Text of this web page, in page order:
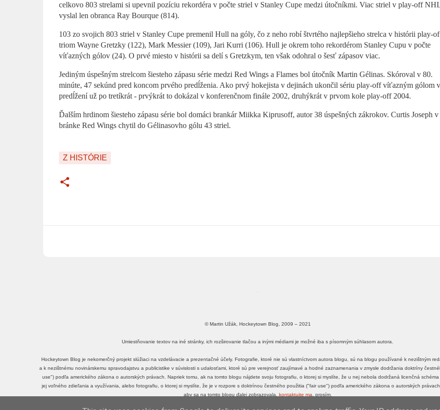
celkovo 803 strelami si upevnil pozíciu rekordéra v počte striel v Stanley Cupe medzi útočníkmi. Viac striel v play-off
vyslal len obranca Ray Bourque (814).
103 zo svojich 803 striel v Stanley Cupe premenil Hull na góly, čo z neho robí štvrtého najlepšieho strelca v histórii play-
triom Wayne Gretzky (122), Mark Messier (109), Jari Kurri (106). Hull je okrem toho rekordérom Stanley Cupu v počte
víťazných gólov (24). O prvé miesto v histórii sa delí s Gretzkym, ten však odohral o šesť zápasov viac.
Jediným úspešným strelcom šiesteho zápasu série medzi Red Wings a Flames bol útočník Martin Gélinas. Skóroval v 80.
minúte, 47 sekúnd pred koncom prvého predĺženia. Ako prvý hokejista v dejinách ukončil sériu play-off víťazným gólom v
predĺžení už po tretíkrát - prvýkrát to dokázal v konferenčnom finále 2002, druhýkrát v prvom kole play-off 2004.
Ďalším hrdinom šiesteho zápasu série bol domáci brankár Miikka Kiprusoff, autor 38 úspešných zákrokov. Curtis Joseph v
bránke Red Wings chytil do Gélinasovho gólu 43 striel.
Z HISTÓRIE
© Martin Užák, Hockeytown Blog, 2009 – 2021
Umiestňovanie textov na iné stránky, ich rozširovanie tlačou a inými médiami je možné iba s písomným súhlasom autora.
Hockeytown Blog je nekomerčný projekt slúžiaci na vzdelávacie a prezentačné účely. Fotografie, ktoré nie sú vlastníctvom autora blogu, sú na blogu používané k nezištným
a k nezištnému novinárskemu spravodajstvu a publicistike v súvislosti s udalosťami, ktoré sú pre verejnosť zaujímavé a hodné zaznamenania v zmysle dodržania doktríny
use") podľa amerického zákona o autorských právach. Napriek tomu, ak na tomto blogu nájdete svoju fotografiu, o ktorej si myslíte, že u nej nebola dodržaná licenčná schéma
jej voľného zdieľania a využívania, alebo fotografiu, o ktorej si myslíte, že je v rozpore s doktrínou čestného použitia ("fair use") podľa amerického zákona o autorských
aby sa na tomto blogu ďalej zobrazovala, kontaktujte ma , prosím.